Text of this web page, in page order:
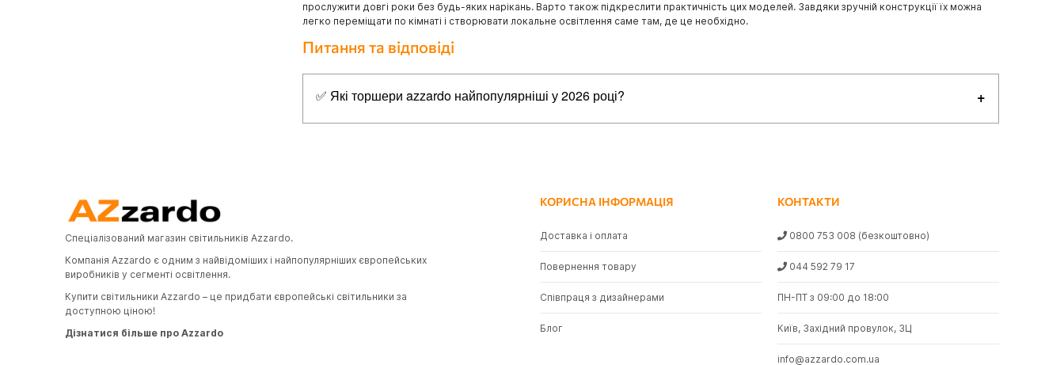
прослужити довгі роки без будь-яких нарікань. Варто також підкреслити практичність цих моделей. Завдяки зручній конструкції їх можна
легко переміщати по кімнаті і створювати локальне освітлення саме там, де це необхідно.
Питання та відповіді
✅ Які торшери azzardo найпопулярніші у 2026 році?
Azzardo AZ4754 JOHNNY RGB FLOOR BK, 20 Вт, 270 лм, RGB
Спеціалізований магазин світильників Azzardo.
Компанія Azzardo є одним з найвідоміших і найпопулярніших європейських
виробників у сегменті освітлення.
Купити світильники Azzardo – це придбати європейські світильники за
доступною ціною!
Дізнатися більше про Azzardo
КОРИСНА ІНФОРМАЦІЯ
Доставка і оплата
Повернення товару
Співпраця з дизайнерами
Блог
КОНТАКТИ
0800 753 008 (безкоштовно)
044 592 79 17
ПН-ПТ з 09:00 до 18:00
Київ, Західний провулок, 3Ц
info@azzardo.com.ua